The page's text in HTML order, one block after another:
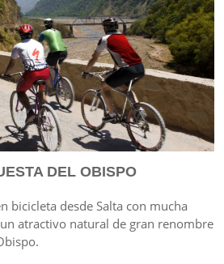
DEL OBISPO
bicicleta desde Salta con mucha
atractivo natural de gran renombre